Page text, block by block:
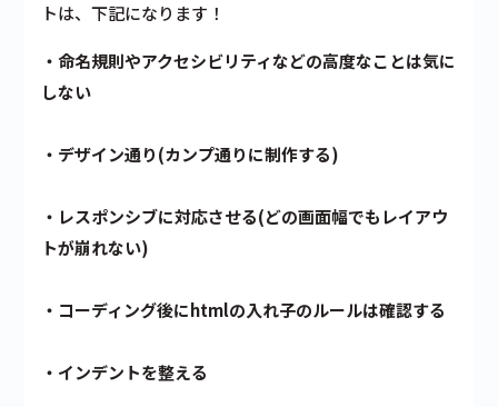
トは、下記になります！
・命名規則やアクセシビリティなどの高度なことは気に
しない
・デザイン通り(カンプ通りに制作する)
・レスポンシブに対応させる(どの画面幅でもレイアウ
トが崩れない)
・コーディング後にhtmlの入れ子のルールは確認する
・インデントを整える